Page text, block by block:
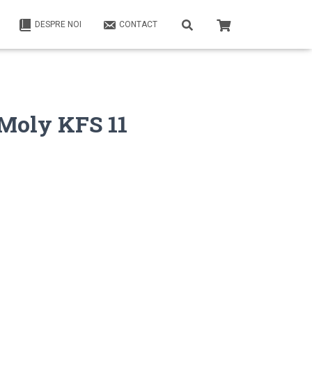
DESPRE NOI CONTACT
KFS 11